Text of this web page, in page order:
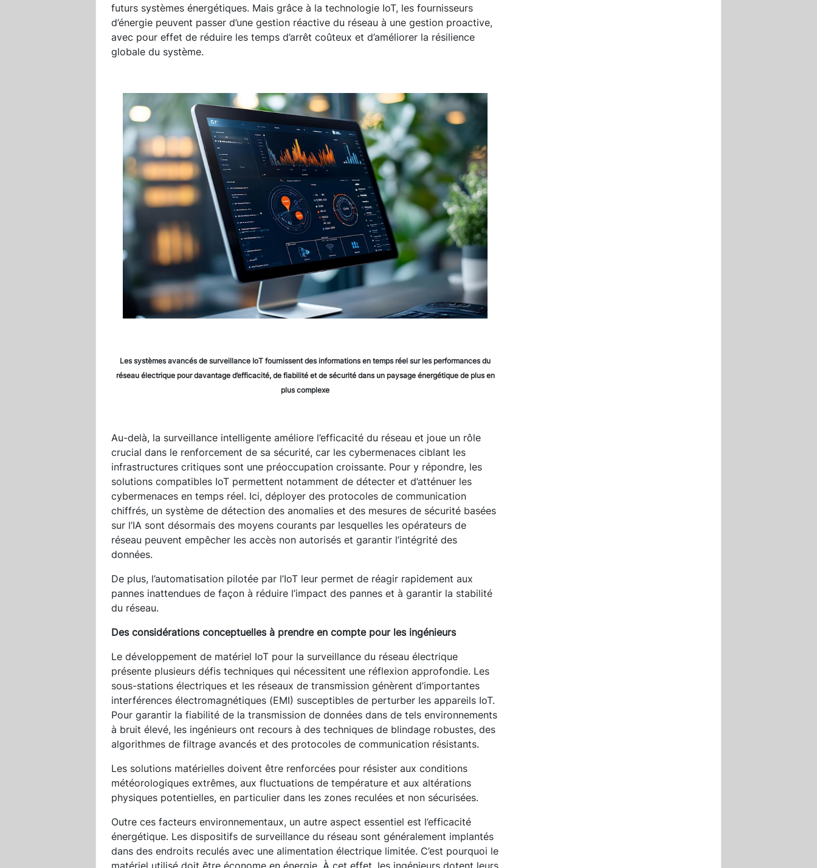
futurs systèmes énergétiques. Mais grâce à la technologie IoT, les fournisseurs
d’énergie peuvent passer d’une gestion réactive du réseau à une gestion proactive,
avec pour effet de réduire les temps d’arrêt coûteux et d’améliorer la résilience
globale du système.
Les systèmes avancés de surveillance IoT fournissent des informations en temps réel sur les performances du
réseau électrique pour davantage d’efficacité, de fiabilité et de sécurité dans un paysage énergétique de plus en
plus complexe
Au-delà, la surveillance intelligente améliore l’efficacité du réseau et joue un rôle
crucial dans le renforcement de sa sécurité, car les cybermenaces ciblant les
infrastructures critiques sont une préoccupation croissante. Pour y répondre, les
solutions compatibles IoT permettent notamment de détecter et d’atténuer les
cybermenaces en temps réel. Ici, déployer des protocoles de communication
chiffrés, un système de détection des anomalies et des mesures de sécurité basées
sur l’IA sont désormais des moyens courants par lesquelles les opérateurs de
réseau peuvent empêcher les accès non autorisés et garantir l’intégrité des
données.
De plus, l’automatisation pilotée par l’IoT leur permet de réagir rapidement aux
pannes inattendues de façon à réduire l’impact des pannes et à garantir la stabilité
du réseau.
Des considérations conceptuelles à prendre en compte pour les ingénieurs
Le développement de matériel IoT pour la surveillance du réseau électrique
présente plusieurs défis techniques qui nécessitent une réflexion approfondie. Les
sous-stations électriques et les réseaux de transmission génèrent d’importantes
interférences électromagnétiques (EMI) susceptibles de perturber les appareils IoT.
Pour garantir la fiabilité de la transmission de données dans de tels environnements
à bruit élevé, les ingénieurs ont recours à des techniques de blindage robustes, des
algorithmes de filtrage avancés et des protocoles de communication résistants.
Les solutions matérielles doivent être renforcées pour résister aux conditions
météorologiques extrêmes, aux fluctuations de température et aux altérations
physiques potentielles, en particulier dans les zones reculées et non sécurisées.
Outre ces facteurs environnementaux, un autre aspect essentiel est l’efficacité
énergétique. Les dispositifs de surveillance du réseau sont généralement implantés
dans des endroits reculés avec une alimentation électrique limitée. C’est pourquoi le
matériel utilisé doit être économe en énergie. À cet effet, les ingénieurs dotent leurs